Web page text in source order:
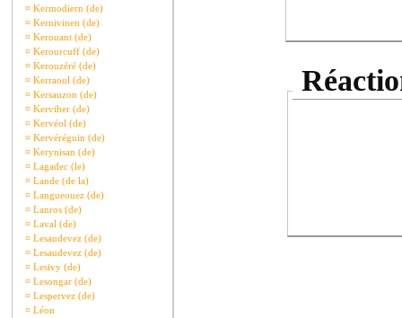
¤ Kermodiern (de)
¤ Kernivinen (de)
¤ Kerouant (de)
¤ Kerourcuff (de)
¤ Kerouzéré (de)
¤ Kerraoul (de)
¤ Kersauzon (de)
¤ Kerviher (de)
¤ Kervéol (de)
¤ Kervéréguin (de)
¤ Kerynisan (de)
¤ Lagadec (le)
¤ Lande (de la)
¤ Langueouez (de)
¤ Lanros (de)
¤ Laval (de)
¤ Lesaudevez (de)
¤ Lesaudevez (de)
¤ Lesivy (de)
¤ Lesongar (de)
¤ Lespervez (de)
¤ Léon